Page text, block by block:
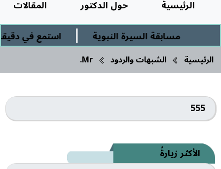
الرئيسية حول الدكتور
المقالات
مسابقة السيرة النبوية
| استمع في
الرئيسية الشبهات والردود Mr.
الأكثر زيارةً
555